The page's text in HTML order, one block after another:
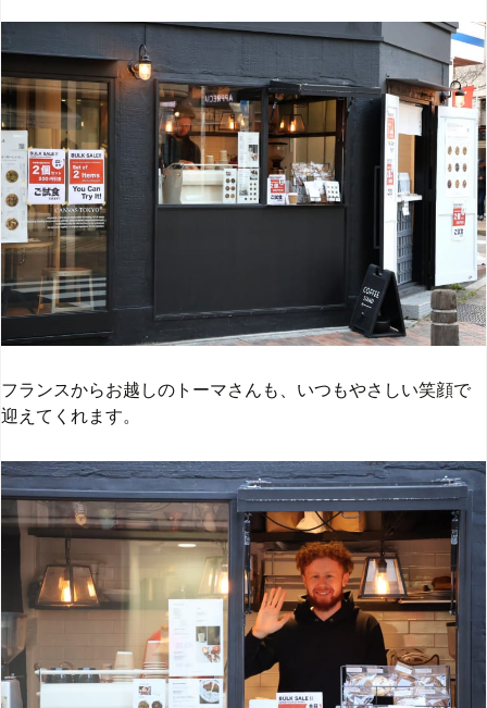
フランスからお越しのトーマさんも、いつもやさしい笑顔で
迎えてくれます。